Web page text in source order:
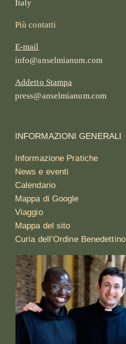
Italy
Più contatti
E-mail
info@anselmianum.com
Addetto Stampa
press@anselmianum.com
INFORMAZIONI GENERALI
Informazione Pratiche
News e eventi
Calendario
Mappa di Google
Viaggio
Mappa del sito
Curia dell’Ordine Benedettino